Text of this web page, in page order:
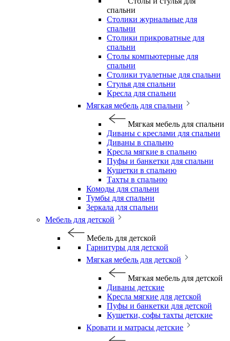
спальни
Столики журнальные для
спальни
Столики прикроватные для
спальни
Столы компьютерные для
спальни
Столики туалетные для спальни
Стулья для спальни
Кресла для спальни
Мягкая мебель для спальни
Мягкая мебель для спальни
Диваны с креслами для спальни
Диваны в спальню
Кресла мягкие в спальню
Пуфы и банкетки для спальни
Кушетки в спальню
Тахты в спальню
Комоды для спальни
Тумбы для спальни
Зеркала для спальни
Мебель для детской
Мебель для детской
Гарнитуры для детской
Мягкая мебель для детской
Мягкая мебель для детской
Диваны детские
Кресла мягкие для детской
Пуфы и банкетки для детской
Кушетки, софы тахты детские
Кровати и матрасы детские